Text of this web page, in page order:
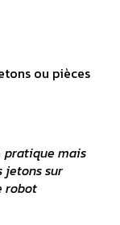
ou pièces
pratique mais
jetons sur
robot